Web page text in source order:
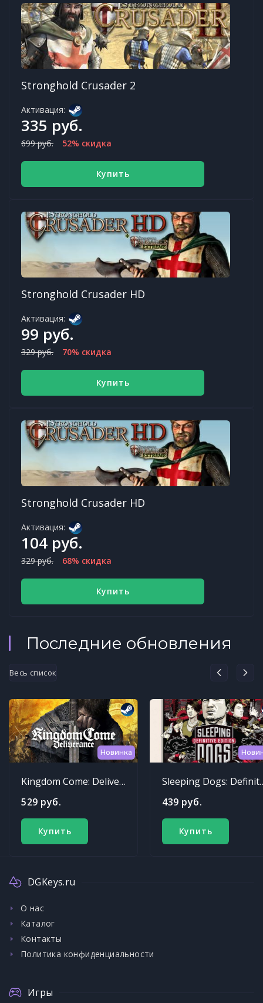
Stronghold Crusader 2
Активация:
335 руб.
699 руб. 52% скидка
Купить
Stronghold Crusader HD
Активация:
99 руб.
329 руб. 70% скидка
Купить
Stronghold Crusader HD
Активация:
104 руб.
329 руб. 68% скидка
Купить
Последние обновления
Весь список
Новинка
Kingdom Come: Deliverance
529 руб.
Купить
Sleeping
439 руб.
Купить
DGKeys.ru
О нас
Каталог
Контакты
Политика конфиденциальности
Игры